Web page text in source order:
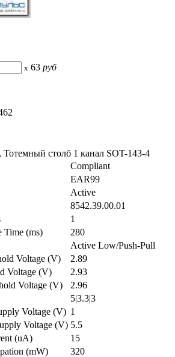
x 63 руб
Тотемный столб 1 канал SOT-143-4
Compliant
EAR99
Active
8542.39.00.01
1
Time (ms)
280
Active Low/Push-Pull
Voltage (V)
2.89
Voltage (V)
2.93
Voltage (V)
2.96
5|3.3|3
Voltage (V) 1
Voltage (V) 5.5
(uA)
15
(mW)
320